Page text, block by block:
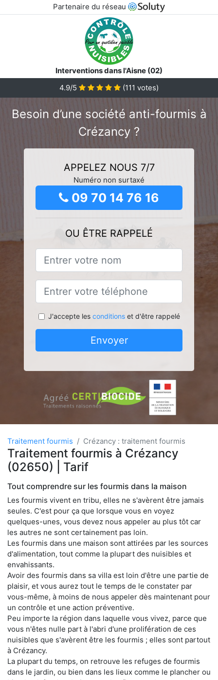
Partenaire du réseau
Interventions dans l'Aisne (02)
4.9/5
(111 votes)
Besoin d’une société anti-fourmis à
Crézancy ?
APPELEZ NOUS 7/7
Numéro non surtaxé
09 70 14 76 16
OU ÊTRE RAPPELÉ
J'accepte les conditionset d'être rappelé
Envoyer
Traitement fourmis Crézancy : traitement fourmis
Traitement fourmis à Crézancy
(02650) | Tarif
Tout comprendre sur les fourmis dans la maison
Les fourmis vivent en tribu, elles ne s'avèrent être jamais
seules. C'est pour ça que lorsque vous en voyez
quelques-unes, vous devez nous appeler au plus tôt car
les autres ne sont certainement pas loin.
Les fourmis dans une maison sont attirées par les sources
d'alimentation, tout comme la plupart des nuisibles et
envahissants.
Avoir des fourmis dans sa villa est loin d'être une partie de
plaisir, et vous aurez tout le temps de le constater par
vous-même, à moins de nous appeler dès maintenant pour
un contrôle et une action préventive.
Peu importe la région dans laquelle vous vivez, parce que
vous n'êtes nulle part à l'abri d'une prolifération de ces
nuisibles que s'avèrent être les fourmis ; elles sont partout
à Crézancy.
La plupart du temps, on retrouve les refuges de fourmis
dans le jardin, ou bien dans les lieux comme le plancher ou